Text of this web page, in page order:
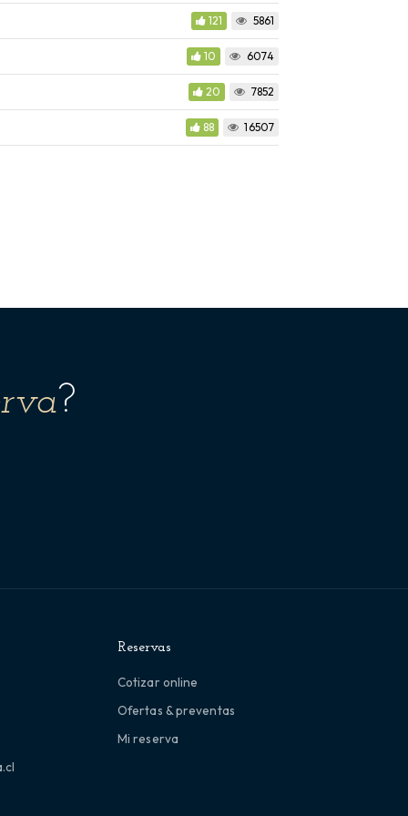
121 5861
10 6074
20 7852
88 16507
?
Reservas
Cotizar online
Ofertas & preventas
Mi reserva